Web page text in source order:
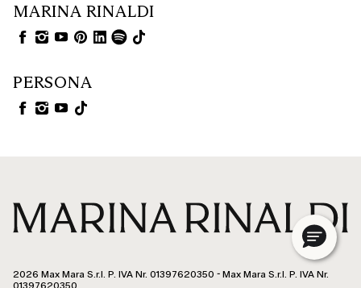
MARINA RINALDI
PERSONA
2026 Max Mara S.r.l. P. IVA Nr. 01397620350 - Max Mara S.r.l. P. IVA Nr.
01397620350